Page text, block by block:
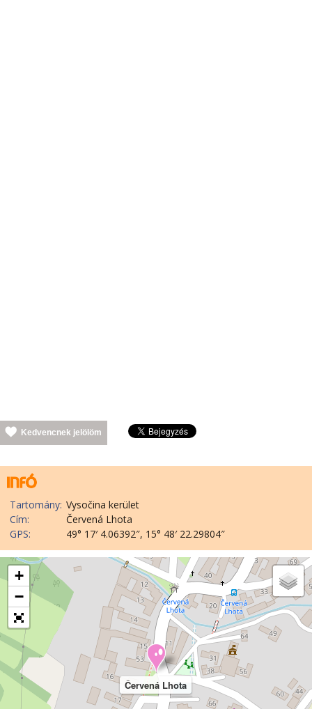
Kedvencnek jelölöm
Tartomány: Vysočina kerület
Cím:
Červená Lhota
GPS:
49° 17′ 4.06392″, 15° 48′ 22.29804″
Červená Lhota
+
−